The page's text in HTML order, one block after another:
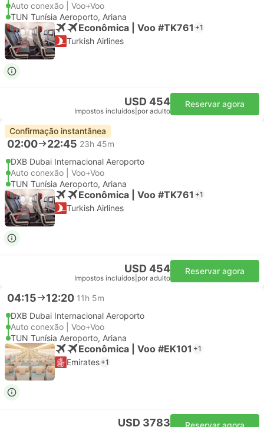
Auto conexão | Voo+Voo
TUN Tunísia Aeroporto, Ariana
Econômica | Voo #TK761 +1
Turkish Airlines
USD 454
Impostos incluídos por adulto
Reservar agora
Confirmação instantânea
02:00 22:45 23h 45m
DXB Dubai Internacional Aeroporto
Auto conexão | Voo+Voo
TUN Tunísia Aeroporto, Ariana
Econômica | Voo #TK761 +1
Turkish Airlines
USD 454
Impostos incluídos por adulto
Reservar agora
04:15 12:20 11h 5m
DXB Dubai Internacional Aeroporto
Auto conexão | Voo+Voo
TUN Tunísia Aeroporto, Ariana
Econômica | Voo #EK101 +1
Emirates +1
USD 3783 Reservar agora